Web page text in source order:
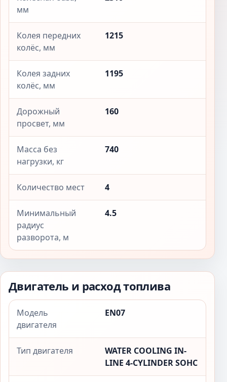
мм
Колея передних
колёс, мм
1215
Колея задних
колёс, мм
1195
Дорожный
просвет, мм
160
Масса без
нагрузки, кг
740
Количество мест 4
Минимальный
радиус
разворота, м
4.5
Двигатель и расход топлива
Модель
двигателя
EN07
Тип двигателя
WATER COOLING IN-
LINE 4-CYLINDER SOHC